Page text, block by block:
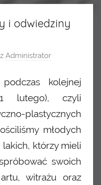
i odwiedziny
Administrator
kolejnej
lutego), czyli
plastycznych
młodych
którzy mieli
swoich
witrażu oraz